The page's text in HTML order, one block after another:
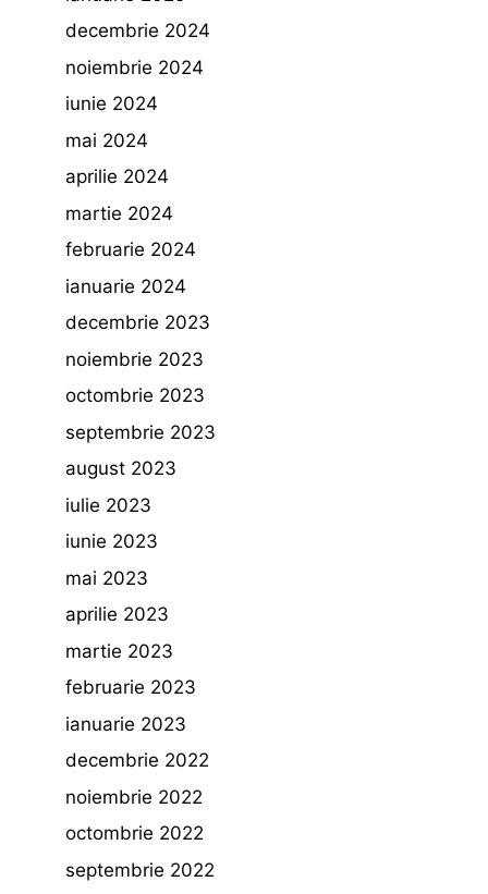
decembrie 2024
noiembrie 2024
iunie 2024
mai 2024
aprilie 2024
martie 2024
februarie 2024
ianuarie 2024
decembrie 2023
noiembrie 2023
octombrie 2023
septembrie 2023
august 2023
iulie 2023
iunie 2023
mai 2023
aprilie 2023
martie 2023
februarie 2023
ianuarie 2023
decembrie 2022
noiembrie 2022
octombrie 2022
septembrie 2022